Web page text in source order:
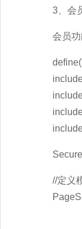
3、会
会员功
//定义